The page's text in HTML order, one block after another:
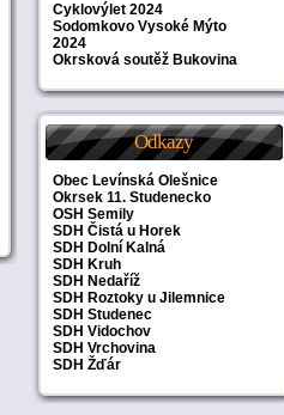
Cyklovýlet 2024
Sodomkovo Vysoké Mýto
2024
Okrsková soutěž Bukovina
Odkazy
Obec Levínská Olešnice
Okrsek 11. Studenecko
OSH Semily
SDH Čistá u Horek
SDH Dolní Kalná
SDH Kruh
SDH Nedaříž
SDH Roztoky u Jilemnice
SDH Studenec
SDH Vidochov
SDH Vrchovina
SDH Žďár